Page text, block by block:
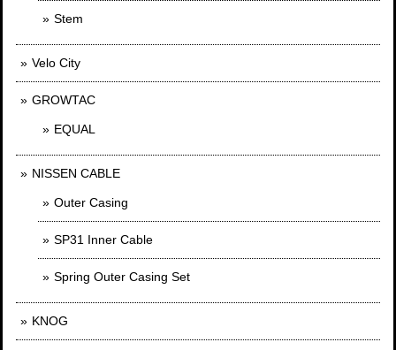
Stem
Velo City
GROWTAC
EQUAL
NISSEN CABLE
Outer Casing
SP31 Inner Cable
Spring Outer Casing Set
KNOG